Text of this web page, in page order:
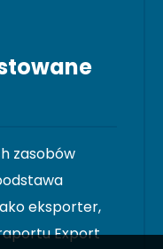
zasobów
eksporter,
Export